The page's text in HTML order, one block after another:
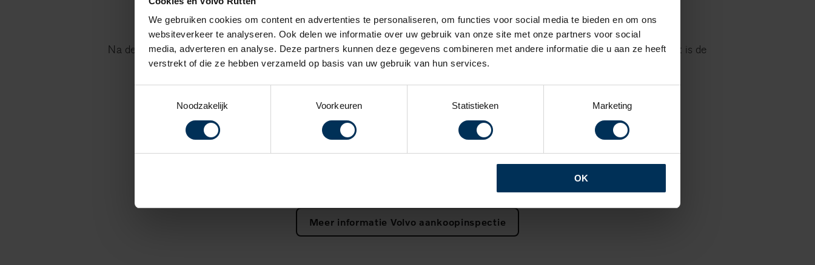
We gebruiken cookies om content en advertenties te personaliseren, om functies voor social media te bieden en om ons
websiteverkeer te analyseren. Ook delen we informatie over uw gebruik van onze site met onze partners voor social
media, adverteren en analyse. Deze partners kunnen deze gegevens combineren met andere informatie die u aan ze heeft
verstrekt of die ze hebben verzameld op basis van uw gebruik van hun services.
Noodzakelijk
Voorkeuren Statistieken Marketing
OK
Volvo Assistance
Na de onderhoudsbeurt met APK krijgt ueen jaar langVolvo Assistance. Kosteloos voor een jaar bij officieel onderhoud. Dit is de
equivalent van de Wegenwacht, alleen dan vanuit Volvo. Snel, veilig en vertrouwd.
Aankoopkeuring/opvragen onderhoudshistorie
Als u overweegt om elders een gebruikte Volvo te kopen bieden wij de Volvo aankoopinspectie.
Meer informatie Volvo aankoopinspectie